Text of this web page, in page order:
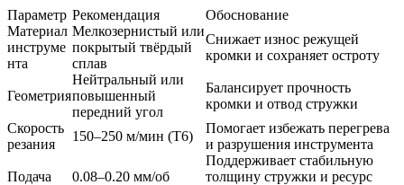
Параметр Рекомендация
Обоснование
Материал
инструме
нта
Мелкозернистый или
покрытый твёрдый
сплав
Снижает износ режущей
кромки и сохраняет остроту
Геометрия
Нейтральный или
повышенный
передний угол
Балансирует прочность
кромки и отвод стружки
Скорость
резания
150–250 м/мин (T6)
Помогает избежать перегрева
и разрушения инструмента
Подача 0.08–0.20 мм/об
Поддерживает стабильную
толщину стружки и ресурс